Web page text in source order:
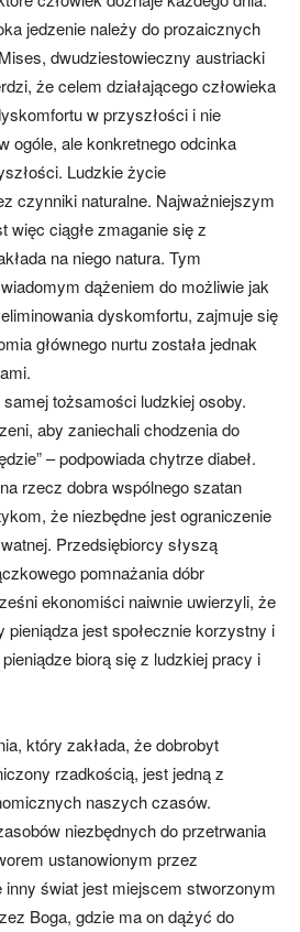
jedzenie należy do prozaicznych
dwudziestowieczny austriacki
że celem działającego człowieka
w przyszłości i nie
ogóle, ale konkretnego odcinka
Ludzkie życie
czynniki naturalne. Najważniejszym
więc ciągłe zmaganie się z
na niego natura. Tym
dążeniem do możliwie jak
dyskomfortu, zajmuje się
głównego nurtu została jednak
tożsamości ludzkiej osoby.
aby zaniechali chodzenia do
– podpowiada chytrze diabeł.
rzecz dobra wspólnego szatan
że niezbędne jest ograniczenie
Przedsiębiorcy słyszą
pomnażania dóbr
ekonomiści naiwnie uwierzyli, że
jest społecznie korzystny i
biorą się z ludzkiej pracy i
który zakłada, że dobrobyt
rzadkością, jest jedną z
naszych czasów.
niezbędnych do przetrwania
ustanowionym przez
inny świat jest miejscem stworzonym
Boga, gdzie ma on dążyć do